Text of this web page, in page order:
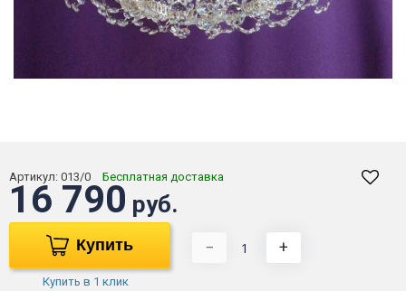
Артикул: 013/0 Бесплатная доставка
16 790 руб.
Купить
Купить в 1 клик
− +